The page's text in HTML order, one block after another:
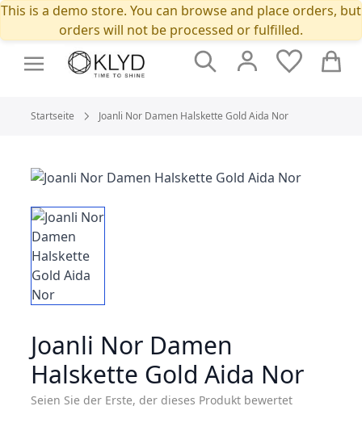
This is a demo store. You can browse and place orders, but
orders will not be processed or fulfilled.
Suche
Cart
Startseite Joanli Nor Damen Halskette Gold Aida Nor
Joanli Nor Damen
Halskette Gold Aida Nor
Seien Sie der Erste, der dieses Produkt bewertet